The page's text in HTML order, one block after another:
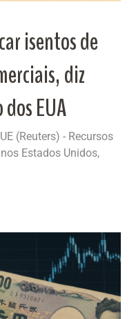
isentos de
diz
EUA
(Reuters) - Recursos
Estados Unidos,